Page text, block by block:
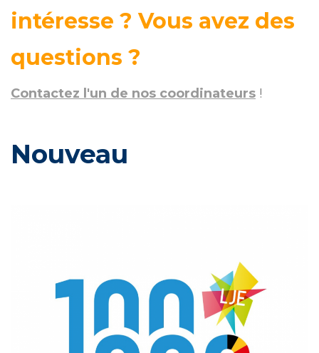
intéresse ? Vous avez des
questions ?
Contactez l'un de nos coordinateurs !
Nouveau